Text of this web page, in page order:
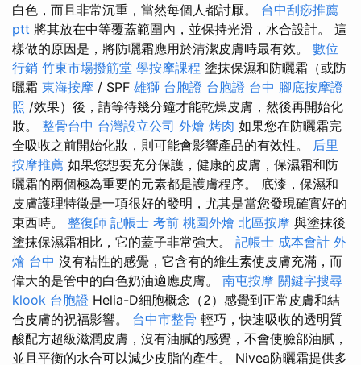
白色，而且非常沉重，當然每個人都討厭。 台中刮痧推薦
ptt 將其放在中等覆蓋範圍內，並保持光滑，水合設計。 這
樣做的原因是，將防曬霜應用於清潔皮膚時最有效。 數位
行銷 竹東市場撥筋堂 學按摩課程 塗抹保濕和防曬霜（或防
曬霜 東海按摩 / SPF 雄獅 台胞證 台胞證 台中 腳底按摩證
照 /效果）後，請等待幾分鐘才能乾燥皮膚，然後再開始化
妝。 整骨台中 台灣設立公司 外燴 烤肉 如果您在防曬霜完
全吸收之前開始化妝，則可能會影響產品的有效性。 后里
按摩推薦 如果您想要充分保護，健康的皮膚，保濕霜和防
曬霜的兩個極為重要的元素都是護膚程序。 底漆，保濕和
皮膚護理特徵是一項很好的發明，尤其是當您發現確實好的
東西時。 整復師 記帳士 考前 桃園外燴 北區按摩 與塗抹後
塗抹保濕霜相比，它的蓋子非常強大。 記帳士 成本會計 外
燴 台中 沒有粘性的感覺，它含有的維生素使皮膚充滿，而
偉大的是管中的白色奶油適應皮膚。 南屯按摩 關鍵字搜尋
klook 台胞證 Helia-D細胞概念（2）感覺到正常皮膚和結
合皮膚的祝福影響。 台中市整骨 輕巧，快速吸收的透明質
酸配方超級滋潤皮膚，沒有油膩的感覺，不會使臉部油膩，
並且平衡的水合可以減少皮脂的產生。 Nivea防曬霜提供多